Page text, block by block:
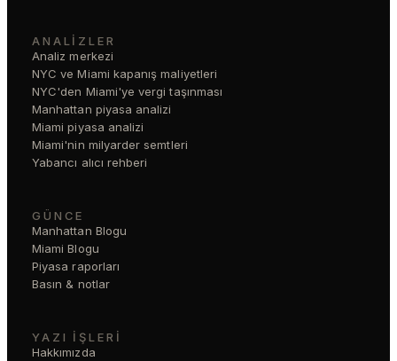
ANALIZLER
Analiz merkezi
NYC ve Miami kapanış maliyetleri
NYC'den Miami'ye vergi taşınması
Manhattan piyasa analizi
Miami piyasa analizi
Miami'nin milyarder semtleri
Yabancı alıcı rehberi
GÜNCE
Manhattan Blogu
Miami Blogu
Piyasa raporları
Basın & notlar
YAZI İŞLERI
Hakkımızda